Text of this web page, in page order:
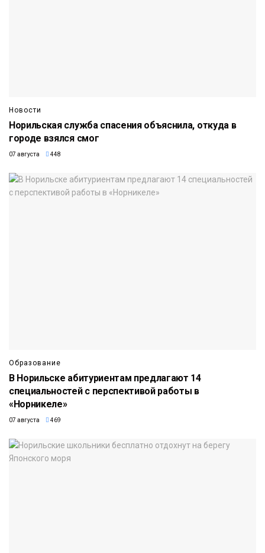
Новости
Норильская служба спасения объяснила, откуда в
городе взялся смог
07 августа 448
Образование
В Норильске абитуриентам предлагают 14
специальностей с перспективой работы в
«Норникеле»
07 августа 469